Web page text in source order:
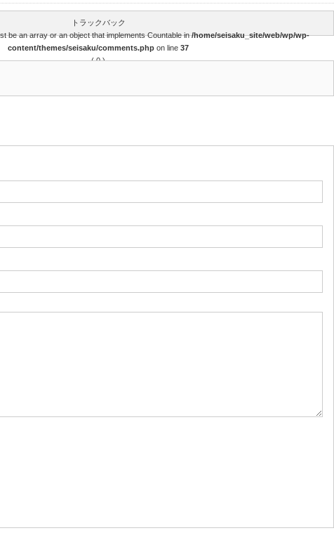
トラックバック
be an array or an object that implements Countable in/home/seisaku_site/web/wp/wp-
content/themes/seisaku/comments.php on line 37
( 0 )